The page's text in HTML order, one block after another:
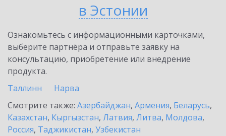
в Эстонии
Ознакомьтесь с информационными карточками,
выберите партнёра и отправьте заявку на
консультацию, приобретение или внедрение
продукта.
Таллинн
Нарва
Смотрите также: Азербайджан, Армения, Беларусь,
Казахстан, Кыргызстан, Латвия, Литва, Молдова,
Россия, Таджикистан, Узбекистан